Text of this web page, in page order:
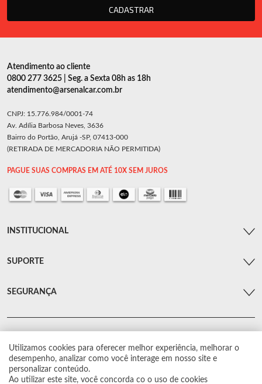
CADASTRAR
Utilizamos cookies para oferecer melhor experiência, melhorar o
desempenho, analizar como você interage em nosso site e
personalizar conteúdo.
Ao utilizar este site, você concorda co o uso de cookies
Atendimento ao cliente
0800 277 3625 | Seg. a Sexta 08h as 18h
atendimento@arsenalcar.com.br
CNPJ: 15.776.984/0001-74
Av. Adília Barbosa Neves, 3636
Bairro do Portão, Arujá -SP, 07413-000
(RETIRADA DE MERCADORIA NÃO PERMITIDA)
PAGUE SUAS COMPRAS EM ATÉ 10X SEM JUROS
INSTITUCIONAL
SUPORTE
SEGURANÇA
© Arsenal Car. Todos os direitos reservados.
Proibida reprodução total ou parcial. Preços e estoque sujeito a alterações sem
aviso prévio.